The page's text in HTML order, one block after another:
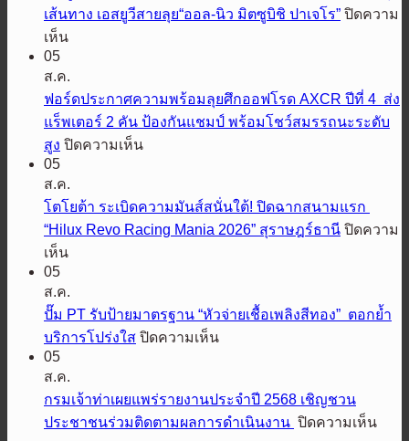
เส้นทาง เอสยูวีสายลุย“ออล-นิว มิตซูบิชิ ปาเจโร” ปิดความ
เห็นบน
ซู
บิชิ
มอ
เต
เตรียม
ปล่อย
สมรรถนะ
พิชิต
ทุก
ทาง
เอ
ส
05
ส.ค.
ฟอร์ดประกาศความพร้อมลุยศึกออฟโรด AXCR ปีที่ 4 ส่ง
แร็พเตอร์ 2 คัน ป้องกันแชมป์ พร้อมโชว์สมรรถนะระดับ
สูง ปิดความเห็นบน
ประกาศ
ความ
ออฟ
ที่
4
05
ส.ค.
โตโยต้า ระเบิดความมันส์สนั่นใต้! ปิดฉากสนามแรก
“Hilux Revo Racing Mania 2026” สุราษฎร์ธานี ปิดความ
เห็นบน
โย
ต้า
ระเบิด
มันส์
สนั่น
ใต้!
05
ส.ค.
ปั๊ม PT รับป้ายมาตรฐาน “หัวจ่ายเชื้อเพลิงสีทอง” ตอกย้ำ
บริการโปร่งใส ปิดความเห็นบน
รับ
ป้าย
05
ส.ค.
กรมเจ้าท่าเผยแพร่รายงานประจำปี 2568 เชิญชวน
ประชาชนร่วมติดตามผลการดำเนินงาน ปิดความเห็นบน